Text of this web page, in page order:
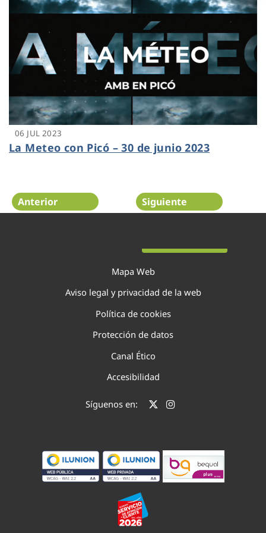
06 JUL 2023
La Meteo con Picó – 30 de junio 2023
Anterior Siguiente
Mapa Web
Aviso legal y privacidad de la web
Política de cookies
Protección de datos
Canal Ético
Accesibilidad
Síguenos en: